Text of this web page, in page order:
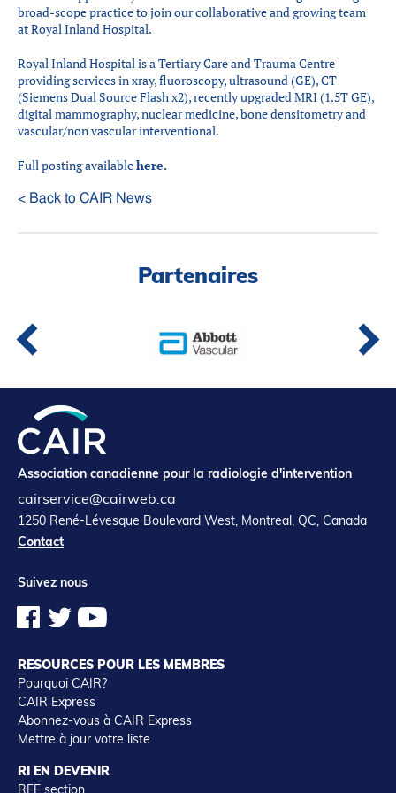
Partenaires
Introduction à la RI
Présence mondiale
COVID-19
Carrières en RI
broad-scope practice to join our collaborative and growing team
at Royal Inland Hospital.
Royal Inland Hospital is a Tertiary Care and Trauma Centre
providing services in xray, fluoroscopy, ultrasound (GE), CT
(Siemens Dual Source Flash x2), recently upgraded MRI (1.5T GE),
digital mammography, nuclear medicine, bone densitometry and
vascular/non vascular interventional.
Full posting availablehere.
< Back to CAIR News
Partenaires
Association canadienne pour la radiologie d'intervention
cairservice@cairweb.ca
1250 René-Lévesque Boulevard West, Montreal, QC, Canada
Contact
Suivez nous
RESOURCES POUR LES MEMBRES
Pourquoi CAIR?
CAIR Express
Abonnez-vous à CAIR Express
Mettre à jour votre liste
RI EN DEVENIR
RFE section